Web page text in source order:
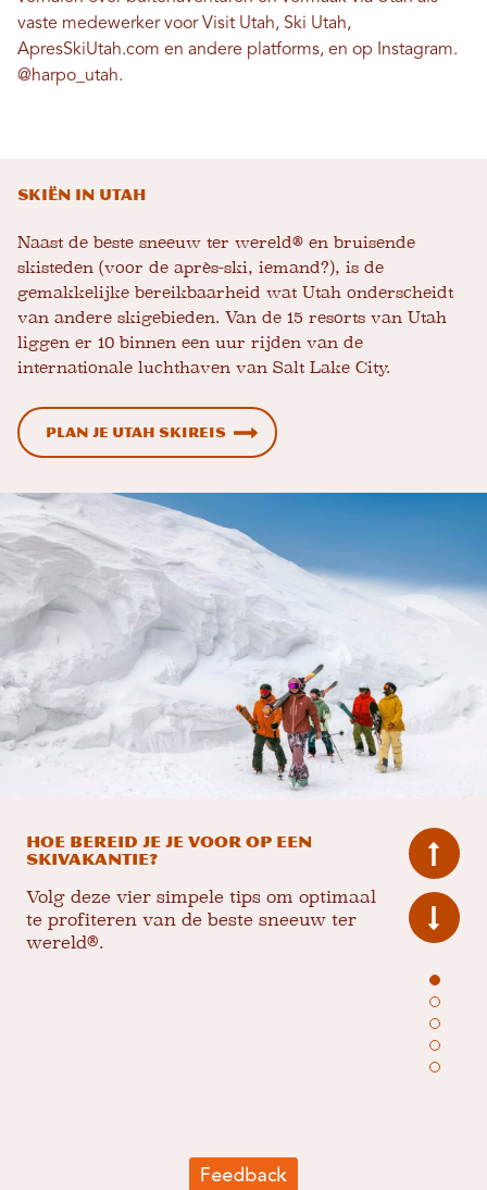
vaste medewerker voor Visit Utah, Ski Utah,
ApresSkiUtah.com en andere platforms, en op Instagram.
@harpo_utah.
Skiën in Utah
Naast de beste sneeuw ter wereld® en bruisende
skisteden (voor de après-ski, iemand?), is de
gemakkelijke bereikbaarheid wat Utah onderscheidt
van andere skigebieden. Van de 15 resorts van Utah
liggen er 10 binnen een uur rijden van de
internationale luchthaven van Salt Lake City.
Plan je Utah skireis
Hoe bereid je je voor op een
skivakantie?
Volg deze vier simpele tips om optimaal
te profiteren van de beste sneeuw ter
wereld®.